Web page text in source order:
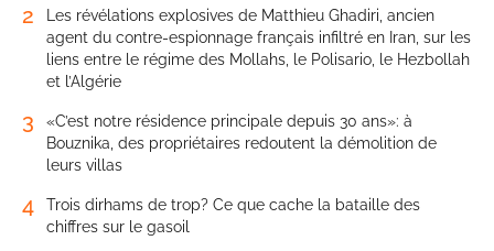
2
Les révélations explosives de Matthieu Ghadiri, ancien
agent du contre-espionnage français infiltré en Iran, sur les
liens entre le régime des Mollahs, le Polisario, le Hezbollah
et l’Algérie
3
«C’est notre résidence principale depuis 30 ans»: à
Bouznika, des propriétaires redoutent la démolition de
leurs villas
4
Trois dirhams de trop? Ce que cache la bataille des
chiffres sur le gasoil